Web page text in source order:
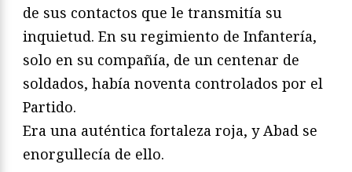
de sus contactos que le transmitía su
inquietud. En su regimiento de Infantería,
solo en su compañía, de un centenar de
soldados, había noventa controlados por el
Partido.
Era una auténtica fortaleza roja, y Abad se
enorgullecía de ello.